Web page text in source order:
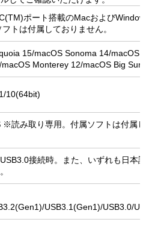
ポート搭載のMacおよび
トは付属しておりません。
15/macOS Sonoma 14/macOS
Monterey 12/macOS Big Sur
10(64bit)
※読み取り専用。付属ソフトは付属
接続時。また、いずれも日本
USB3.1(Gen1)/USB3.0/